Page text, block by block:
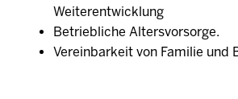
Weiterentwicklung
Betriebliche Altersvorsorge.
Vereinbarkeit von Familie und